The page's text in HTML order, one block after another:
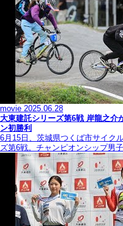
movie 2025.06.28
大東建託シリーズ第6戦 岸龍之介
ン初勝利
6月15日、茨城県つくば市サイク
ズ第6戦。チャンピオンシップ男